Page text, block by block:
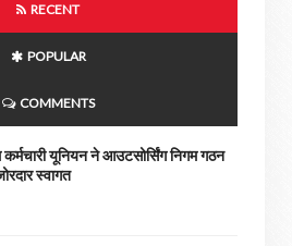
RECENT
POPULAR
COMMENTS
यूनियन ने आउटसोर्सिंग निगम गठन
स्वागत